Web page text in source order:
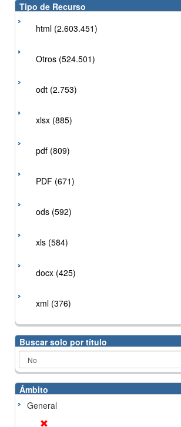
Tipo de Recurso
html (2.603.451)
Otros (524.501)
odt (2.753)
xlsx (885)
pdf (809)
PDF (671)
ods (592)
xls (584)
docx (425)
xml (376)
Buscar solo por título
Ámbito
General